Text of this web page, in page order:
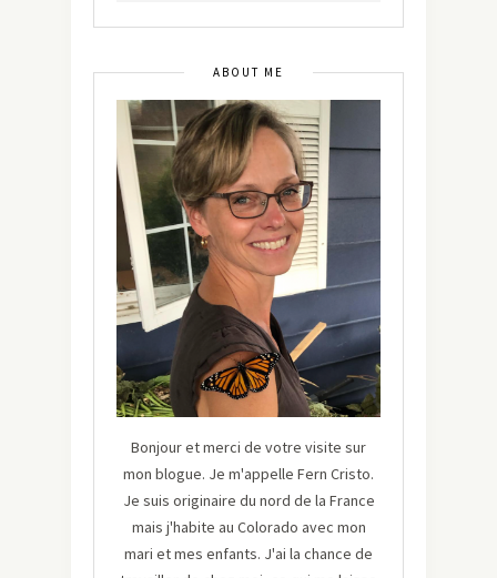
ABOUT ME
Bonjour et merci de votre visite sur
mon blogue. Je m'appelle Fern Cristo.
Je suis originaire du nord de la France
mais j'habite au Colorado avec mon
mari et mes enfants. J'ai la chance de